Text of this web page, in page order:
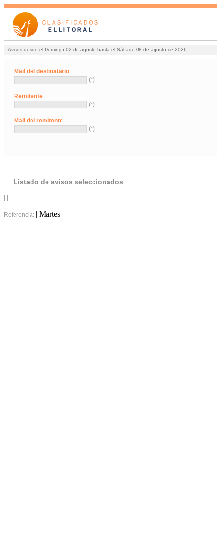
Avisos desde el Domingo 02 de agosto hasta el Sábado 08 de agosto de 2026
Mail del destinatario
(*)
Remitente
(*)
Mail del remitente
(*)
Listado de avisos seleccionados
Referencia: | Martes